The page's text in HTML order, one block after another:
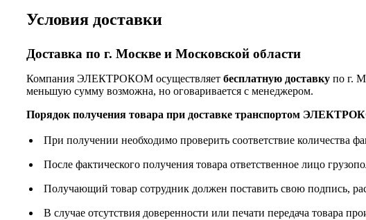
Условия доставки
Доставка по г. Москве и Московской области
Компания ЭЛЕКТРОКОМ осуществляет бесплатную доставку по г.
меньшую сумму возможна, но оговаривается с менеджером.
Порядок получения товара при доставке транспортом
При получении необходимо проверить соответствие количества
После фактического получения товара ответственное лицо
Получающий товар сотрудник должен поставить свою подпись,
В случае отсутствия доверенности или печати передача товара